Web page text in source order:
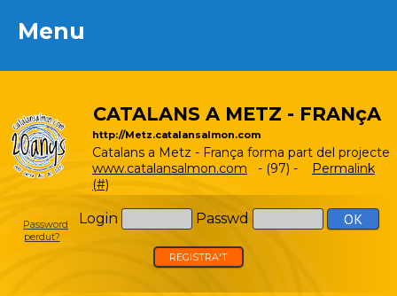
Menu
CATALANS A METZ - FRANçA
http://Metz.catalansalmon.com
Catalans a Metz - França forma part del projecte
www.catalansalmon.com - (97) - Permalink
(#)
Login Passwd
Password
perdut?
REGISTRA'T
Menu